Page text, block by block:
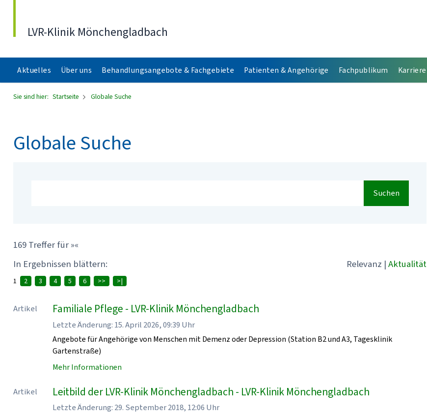
LVR-Klinik Mönchengladbach
Aktuelles Über uns Behandlungsangebote & Fachgebiete Patienten & Angehörige Fachpublikum Karriere
Sie sind hier: Startseite Globale Suche
Globale Suche
Suchen
169 Treffer für »«
In Ergebnissen blättern:
Relevanz | Aktualität
1 2 3 4 5 6 >> >|
Artikel Familiale Pflege - LVR-Klinik Mönchengladbach
Letzte Änderung: 15. April 2026, 09:39 Uhr
Angebote für Angehörige von Menschen mit Demenz oder Depression (Station B2 und A3, Tagesklinik
Gartenstraße)
Mehr Informationen
Artikel Leitbild der LVR-Klinik Mönchengladbach - LVR-Klinik Mönchengladbach
Letzte Änderung: 29. September 2018, 12:06 Uhr